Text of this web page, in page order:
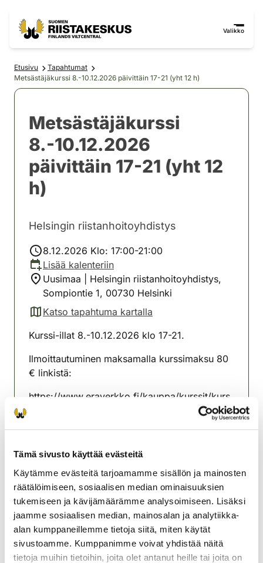
Tämä sivusto käyttää evästeitä
Käytämme evästeitä tarjoamamme sisällön ja mainosten
räätälöimiseen, sosiaalisen median ominaisuuksien
tukemiseen ja kävijämäärämme analysoimiseen. Lisäksi
jaamme sosiaalisen median, mainosalan ja analytiikka-
alan kumppaneillemme tietoja siitä, miten käytät
sivustoamme. Kumppanimme voivat yhdistää näitä
tietoja muihin tietoihin, joita olet antanut heille tai joita on
Valikko
Etusivu
Tapahtumat
Metsästäjäkurssi 8.-10.12.2026 päivittäin 17-21 (yht 12 h)
Metsästäjäkurssi
8.-10.12.2026
päivittäin 17-21 (yht 12
h)
Helsingin riistanhoitoyhdistys
8.12.2026 Klo: 17:00-21:00
Lisää kalenteriin
Uusimaa | Helsingin riistanhoitoyhdistys,
Sompiontie 1, 00730 Helsinki
Katso tapahtuma kartalla
(avautuu uuteen välilehteen)
Kurssi-illat 8.-10.12.2026 klo 17-21.
Ilmoittautuminen maksamalla kurssimaksu 80
€ linkistä:
https://www.eraverkko.fi/kauppa/kurssit/kurs
si-ilmoittautuminen-metsastajakurssi-08-12-
2026-17-00-metsastajatutkintokoulutus-08-
Kurssilaisella on varattu paikka tutkintoon
14.12.2026.
Helsingin riistanhoitoyhdistys
Uusimaa
050 5503357
helsinki@rhy.riista.fi